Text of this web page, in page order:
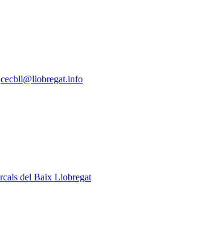
cecbll@llobregat.info